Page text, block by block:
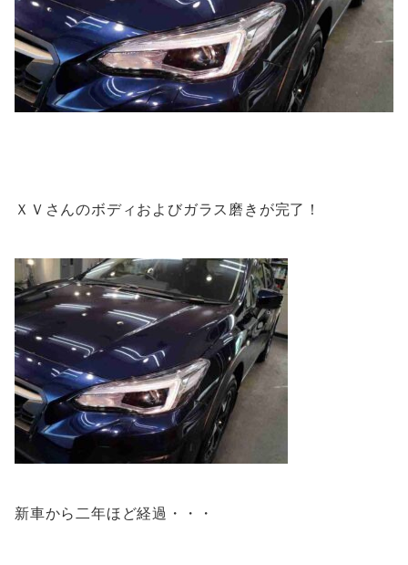
ＸＶさんのボディおよびガラス磨きが完了！
新車から二年ほど経過・・・